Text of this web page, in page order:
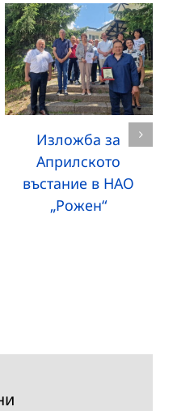
Изложба за
Априлското
въстание в НАО
„Рожен“